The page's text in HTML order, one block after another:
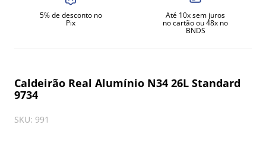
5% de desconto no
Pix
Até 10x sem juros
no cartão ou 48x no
BNDS
Caldeirão Real Alumínio N34 26L Standard
9734
SKU: 991